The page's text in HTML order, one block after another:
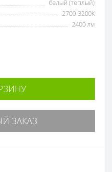
белый (теплый)
2700-3200К
2400 лм
ЗАКАЗ